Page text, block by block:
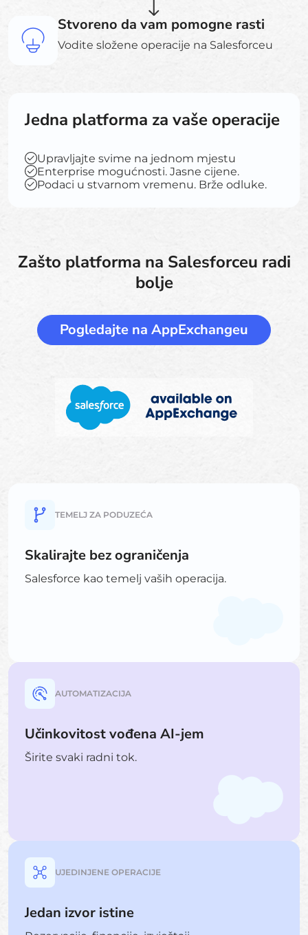
Stvoreno da vam pomogne rasti
Vodite složene operacije na Salesforceu
Jedna platforma za vaše operacije
Upravljajte svime na jednom mjestu
Enterprise mogućnosti. Jasne cijene.
Podaci u stvarnom vremenu. Brže odluke.
Zašto platforma na Salesforceu radi
bolje
Pogledajte na AppExchangeu
TEMELJ ZA PODUZEĆA
Skalirajte bez ograničenja
Salesforce kao temelj vaših operacija.
AUTOMATIZACIJA
Učinkovitost vođena AI-jem
Širite svaki radni tok.
UJEDINJENE OPERACIJE
Jedan izvor istine